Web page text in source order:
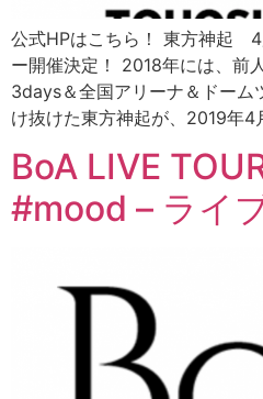
公式HPはこちら！ 東方神起
ー開催決定！ 2018年には、前
3days＆全国アリーナ＆ドーム
け抜けた東方神起が、2019年
BoA LIVE
#mood – ライ